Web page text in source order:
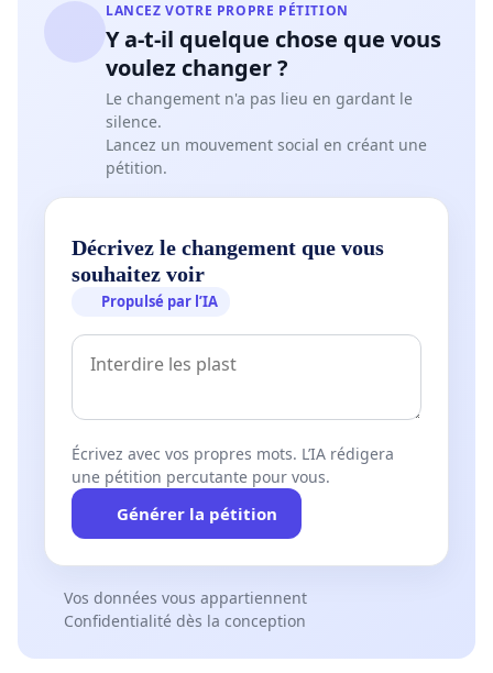
LANCEZ VOTRE PROPRE PÉTITION
Y a-t-il quelque chose que vous
voulez changer ?
Le changement n'a pas lieu en gardant le
silence.
Lancez un mouvement social en créant une
pétition.
Décrivez le changement que vous
souhaitez voir
Propulsé par l’IA
Écrivez avec vos propres mots. L’IA rédigera
une pétition percutante pour vous.
Générer la pétition
Vos données vous appartiennent
Confidentialité dès la conception